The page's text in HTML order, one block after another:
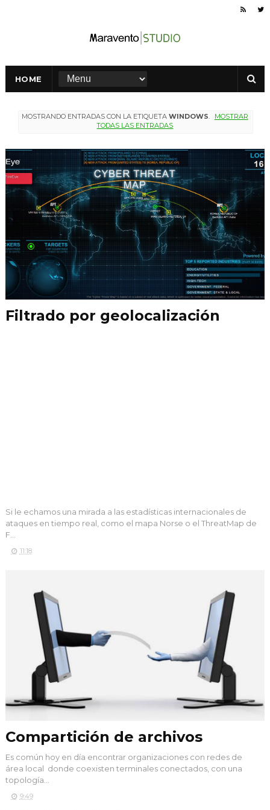
HOME
MOSTRANDO ENTRADAS CON LA ETIQUETAWINDOWS.
MOSTRAR
TODAS LAS ENTRADAS
Filtrado por geolocalización
Si le echamos una mirada a las estadísticas internacionales de
ataques en tiempo real, como el mapa Norse o el ThreatMap de
F...
11:18
Compartición de archivos
Es común hoy en día encontrar organizaciones con redes de
área local donde coexisten terminales conectados, con una
topología...
9:49